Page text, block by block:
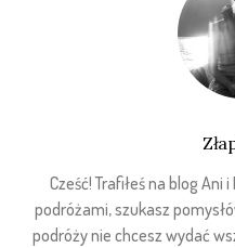
Cześć! Trafiłeś na blog Ani
podróżami, szukasz
podróży nie chcesz wydać